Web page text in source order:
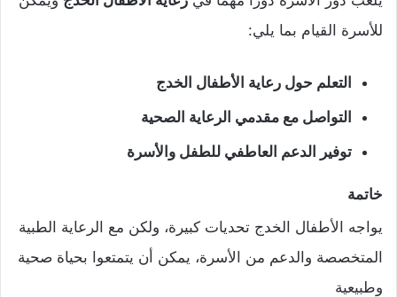
للأسرة القيام بما يلي:
التعلم حول رعاية الأطفال الخدج
التواصل مع مقدمي الرعاية الصحية
توفير الدعم العاطفي للطفل والأسرة
خاتمة
يواجه الأطفال الخدج تحديات كبيرة، ولكن مع الرعاية الطبية
المتخصصة والدعم من الأسرة، يمكن أن يتمتعوا بحياة صحية
وطبيعية